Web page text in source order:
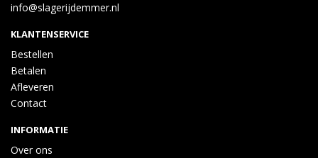
info@slagerijdemmer.nl
KLANTENSERVICE
Bestellen
Betalen
Afleveren
Contact
INFORMATIE
Over ons